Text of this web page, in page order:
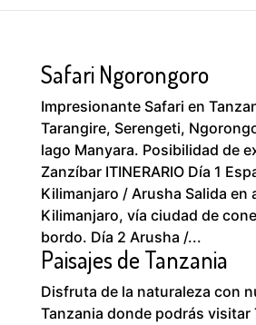
Safari Ngorongoro
Impresionante Safari en
Tarangire, Serengeti,
lago Manyara. Posibilidad de
Zanzíbar ITINERARIO Día 1
Kilimanjaro / Arusha Salida en
Kilimanjaro, vía ciudad de
bordo. Día 2 Arusha /...
Paisajes de Tanzania
Disfruta de la naturaleza con
Tanzania donde podrás visitar